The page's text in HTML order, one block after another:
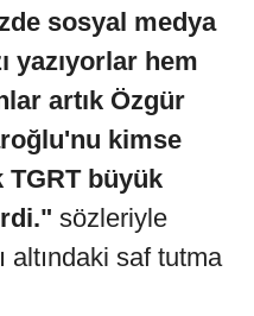
sosyal medya
yazıyorlar hem
artık Özgür
kimse
büyük
sözleriyle
altındaki saf tutma